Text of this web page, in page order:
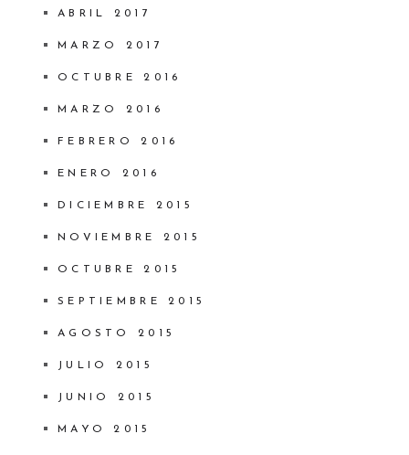
ABRIL 2017
MARZO 2017
OCTUBRE 2016
MARZO 2016
FEBRERO 2016
ENERO 2016
DICIEMBRE 2015
NOVIEMBRE 2015
OCTUBRE 2015
SEPTIEMBRE 2015
AGOSTO 2015
JULIO 2015
JUNIO 2015
MAYO 2015